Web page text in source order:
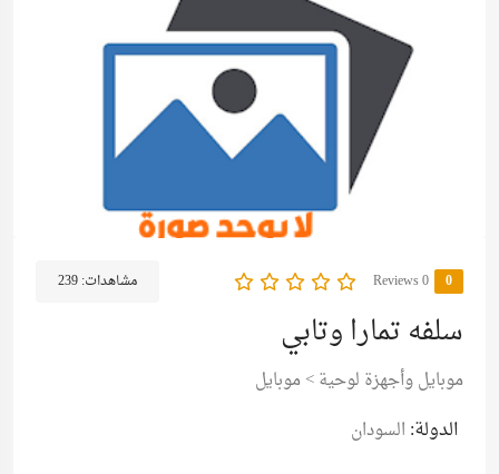
0
0 Reviews مشاهدات:239
سلفه تمارا وتابي
موبايل وأجهزة لوحية> موبايل
الدولة: السودان